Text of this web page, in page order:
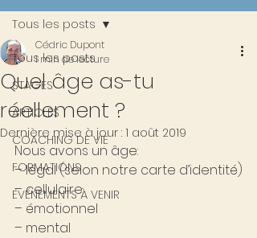
Tous les posts
STAGES
ARTICLES
COACHING DE VIE
FORMATIONS
ÉVÉNEMENTS À VENIR
Tous les posts
Quel âge as-tu
réellement ?
Cédric Dupont
1 min de lecture
Dernière mise à jour : 1 août 2019
Nous avons un âge:
– légal (selon notre carte d’identité)
– cellulaire
– émotionnel
– mental